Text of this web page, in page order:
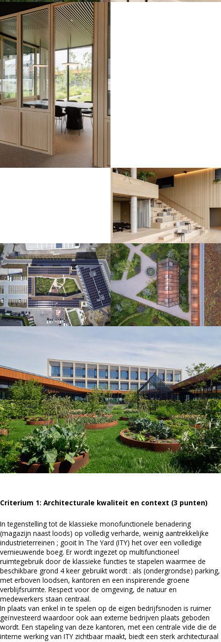
Criterium 1: Architecturale kwaliteit en context (3 punten)
In tegenstelling tot de klassieke monofunctionele benadering
(magazijn naast loods) op volledig verharde, weinig aantrekkelijke
industrieterreinen ; gooit In The Yard (ITY) het over een volledige
vernieuwende boeg. Er wordt ingezet op multifunctioneel
ruimtegebruik door de klassieke functies te stapelen waarmee de
beschikbare grond 4 keer gebruikt wordt : als (ondergrondse) parking,
met erboven loodsen, kantoren en een inspirerende groene
verblijfsruimte. Respect voor de omgeving, de natuur en
medewerkers staan centraal.
In plaats van enkel in te spelen op de eigen bedrijfsnoden is ruimer
geïnvesteerd waardoor ook aan externe bedrijven plaats geboden
wordt. Een stapeling van deze kantoren, met een centrale vide die de
interne werking van ITY zichtbaar maakt, biedt een sterk architecturaal